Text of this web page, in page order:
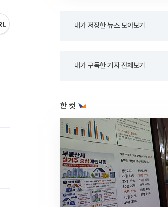
내가 저장한 뉴스 모아보기
내가 구독한 기자 전체보기
한 컷